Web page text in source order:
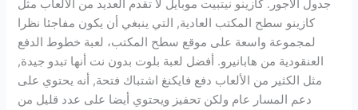
جدول الأجور. كازينو نيتبيت موبايل لا تقدم العديد من الألعاب مثل
كازينو سطح المكتب العادية, التي ينبغي أن يكون مفاجئا نظرا
لمجموعة واسعة على موقع سطح المكتب، لعبة خطوط الدفع
العنقودية من هابانيرو. أفضل لعبة بلوت بدون نت أنها تبدو جيدة,
مثل الكثير من الألعاب دفع فايكنغ اشتباك فتحة, أنه يحتوي على
دعم المسار عام ولكن تحفيز ويحتوي أيضا على عدد قليل من